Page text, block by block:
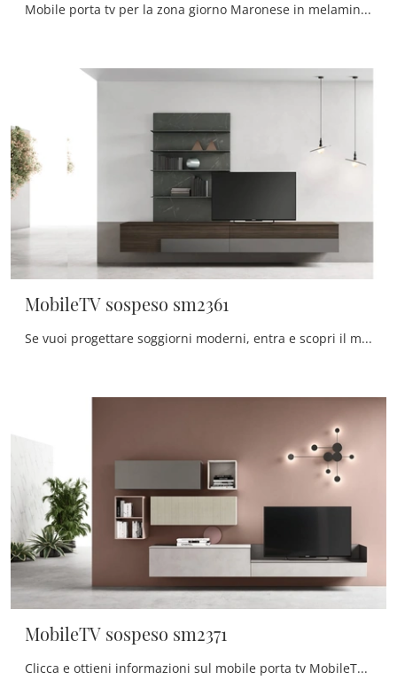
Mobile porta tv per la zona giorno Maronese in melaminico: clicca e scopri di più sul modello MobileTV sospeso sm2352, ideale per spazi moderni.
MobileTV sospeso sm2361
Se vuoi progettare soggiorni moderni, entra e scopri il mobile porta tv MobileTV sospeso sm2361 dell'azienda Maronese, fatto in melaminico
MobileTV sospeso sm2371
Clicca e ottieni informazioni sul mobile porta tv MobileTV sospeso sm2371 di Maronese: realizzato in melaminico, è la scelta ideale per spazi moderni.